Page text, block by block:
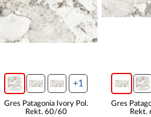
+1
Gres Patagonia Ivory Pol.
Rekt. 60/60
Gres